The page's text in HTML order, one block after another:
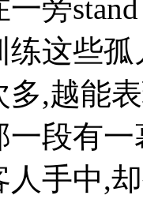
旁
练这些
多,越能
段有
手中,